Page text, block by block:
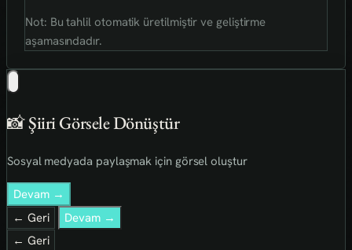
Not: Bu tahlil otomatik üretilmiştir ve geliştirme
aşamasındadır.
📸 Şiiri Görsele Dönüştür
Sosyal medyada paylaşmak için görsel oluştur
Devam →
← Geri
Devam →
← Geri